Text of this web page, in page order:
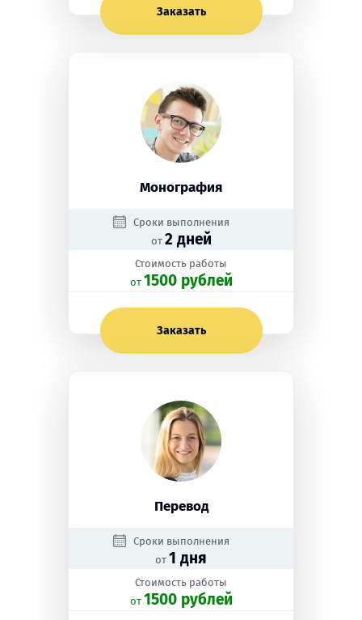
Заказать
Монография
Сроки выполнения
от 2 дней
Стоимость работы
oт 1500 рублей
Заказать
Перевод
Сроки выполнения
от 1 дня
Стоимость работы
oт 1500 рублей